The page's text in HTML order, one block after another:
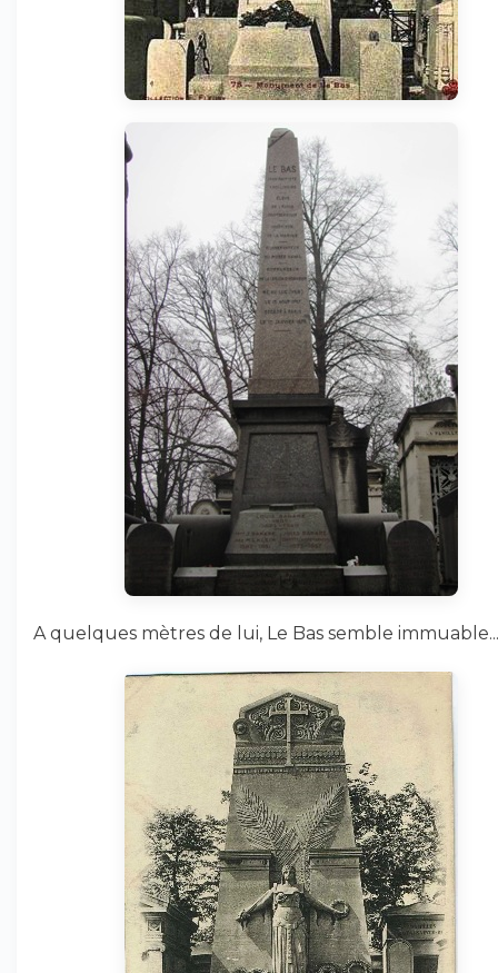
A quelques mètres de lui, Le Bas semble immuable...